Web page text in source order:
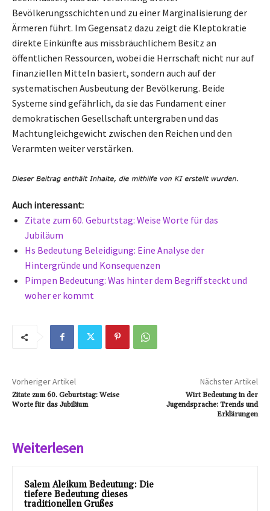
Bevölkerungsschichten und zu einer Marginalisierung der
Ärmeren führt. Im Gegensatz dazu zeigt die Kleptokratie
direkte Einkünfte aus missbräuchlichem Besitz an
öffentlichen Ressourcen, wobei die Herrschaft nicht nur auf
finanziellen Mitteln basiert, sondern auch auf der
systematischen Ausbeutung der Bevölkerung. Beide
Systeme sind gefährlich, da sie das Fundament einer
demokratischen Gesellschaft untergraben und das
Machtungleichgewicht zwischen den Reichen und den
Verarmten weiter verstärken.
Auch interessant:
Zitate zum 60. Geburtstag: Weise Worte für das
Jubiläum
Hs Bedeutung Beleidigung: Eine Analyse der
Hintergründe und Konsequenzen
Pimpen Bedeutung: Was hinter dem Begriff steckt und
woher er kommt
Vorheriger Artikel
Zitate zum 60. Geburtstag: Weise
Worte für das Jubiläum
Nächster Artikel
Wirt Bedeutung in der
Jugendsprache: Trends und
Erklärungen
Weiterlesen
Salem Aleikum Bedeutung: Die
tiefere Bedeutung dieses
traditionellen Grußes